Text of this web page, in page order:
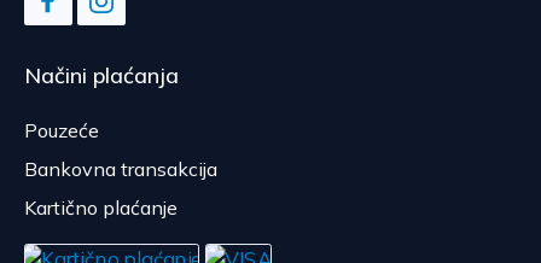
Načini plaćanja
Pouzeće
Bankovna transakcija
Kartično plaćanje